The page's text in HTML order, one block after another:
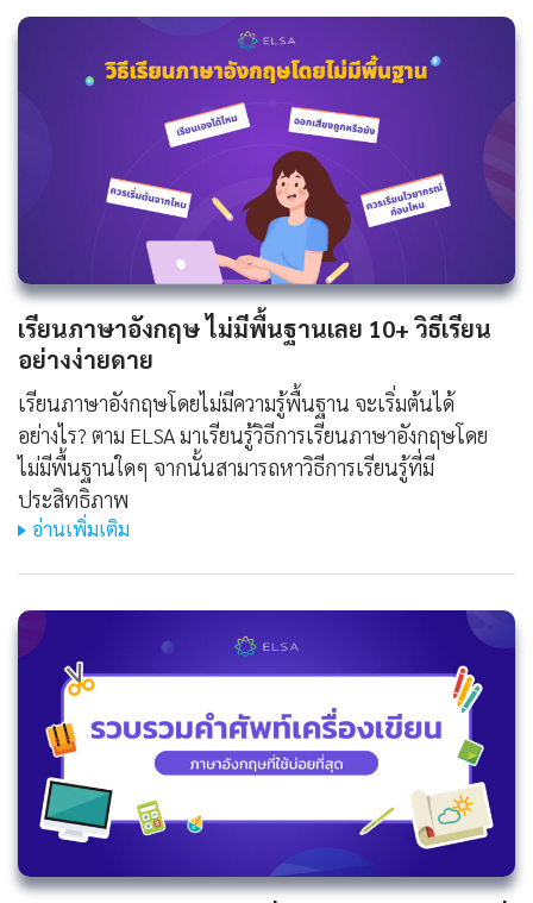
เรียนภาษาอังกฤษ ไม่มีพื้นฐานเลย 10+ วิธีเรียน
อย่างง่ายดาย
เรียนภาษาอังกฤษโดยไม่มีความรู้พื้นฐาน จะเริ่มต้นได้
อย่างไร? ตาม ELSA มาเรียนรู้วิธีการเรียนภาษาอังกฤษโดย
ไม่มีพื้นฐานใดๆ จากนั้นสามารถหาวิธีการเรียนรู้ที่มี
ประสิทธิภาพ
อ่านเพิ่มเติม